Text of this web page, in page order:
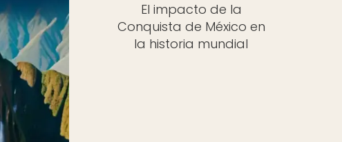
El impacto de la
Conquista de México en
la historia mundial